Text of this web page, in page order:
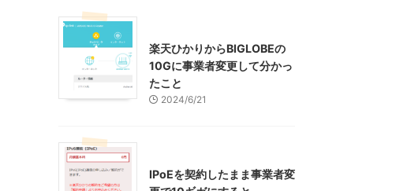
楽天ひかりからBIGLOBEの
10Gに事業者変更して分かっ
たこと
2024/6/21
IPoEを契約したまま事業者変